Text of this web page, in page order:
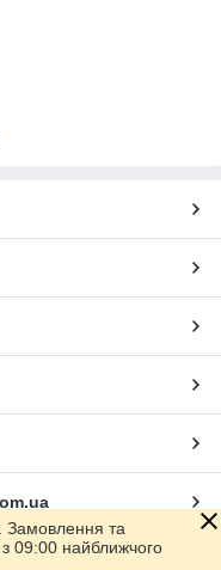
Замовлення та
09:00 найближчого